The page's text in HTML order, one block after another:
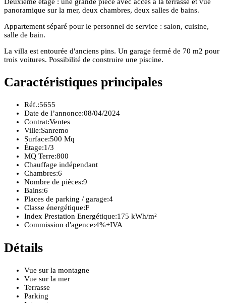
panoramique sur la mer, deux chambres, deux salles de bains.
Appartement séparé pour le personnel de service : salon, cuisine,
salle de bain.
La villa est entourée d'anciens pins. Un garage fermé de 70 m2 pour
trois voitures. Possibilité de construire une piscine.
Caractéristiques principales
Réf.:5655
Date de l’annonce:08/04/2024
Contrat:Ventes
Ville:Sanremo
Surface:500 Mq
Étage:1/3
MQ Terre:800
Chauffage indépendant
Chambres:6
Nombre de pièces:9
Bains:6
Places de parking / garage:4
Classe énergétique:F
Index Prestation Energétique:175 kWh/m²
Commission d'agence:4%+IVA
Détails
Vue sur la montagne
Vue sur la mer
Terrasse
Parking